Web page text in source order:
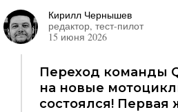
Кирилл Чернышев
редактор, тест-пилот
15 июня 2026
Переход команды
на новые
состоялся! Первая